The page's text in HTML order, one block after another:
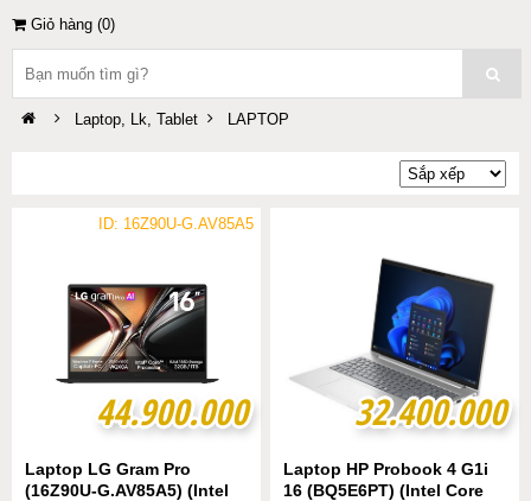
Giỏ hàng (0)
Laptop, Lk, Tablet LAPTOP
ID: 16Z90U-G.AV85A5
44.900.000
44.900.000
Laptop LG Gram Pro
(16Z90U-G.AV85A5) (Intel
32.400.000
32.400.000
Laptop HP Probook 4 G1i
16 (BQ5E6PT) (Intel Core